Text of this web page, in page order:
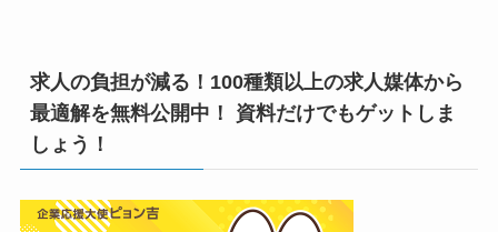
求人の負担が減る！100種類以上の求人媒体から
最適解を無料公開中！ 資料だけでもゲットしま
しょう！